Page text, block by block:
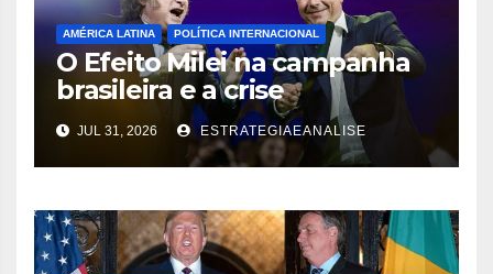
AMÉRICA LATINA POLÍTICA INTERNACIONAL
O Efeito Milei na campanha
brasileira e a crise
diplomática decorrente
JUL 31, 2026 ESTRATEGIAEANALISE